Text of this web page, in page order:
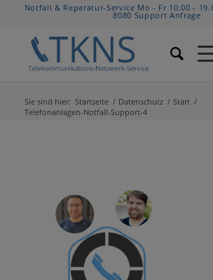
Notfall & Reparatur-Service Mo - Fr 10.00 -
8080 Support Anfrage
Sie sind hier: Startseite / Datenschutz / Start /
Telefonanlagen-Notfall-Support-4